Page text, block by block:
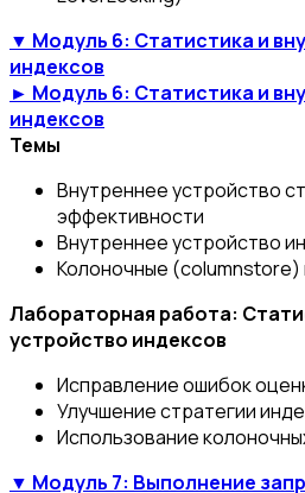
▼ Модуль 6: Статистика и
индексов
► Модуль 6: Статистика и
индексов
Темы
Внутреннее устройство
эффективности
Внутреннее устройство
Колоночные (columnstore)
Лабораторная работа:
устройство индексов
Исправление ошибок
Улучшение стратегии
Использование
▼ Модуль 7: Выполнение